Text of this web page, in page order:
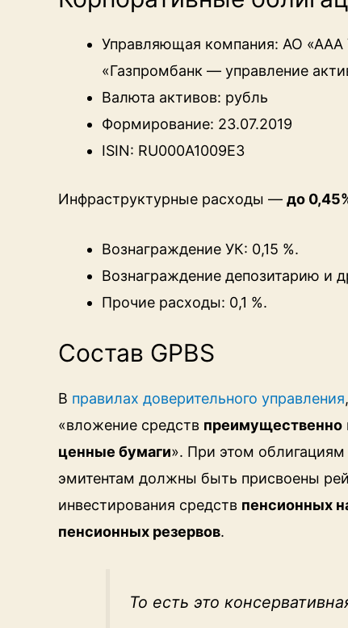
Управляющая компания: АО «ААА
«Газпромбанк — управление
Валюта активов: рубль
Формирование: 23.07.2019
ISIN: RU000A1009E3
Инфраструктурные расходы — до
Вознаграждение УК: 0,15 %.
Вознаграждение депозитарию и
Прочие расходы: 0,1 %.
Состав GPBS
В правилах доверительного управления
«вложение средств преимущественно
ценные бумаги». При этом
эмитентам должны быть присвоены
инвестирования средств пенсионных
пенсионных резервов.
То есть это